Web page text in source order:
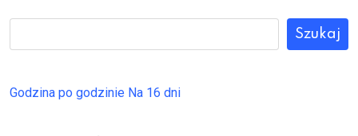
Szukaj
Godzina po godzinie Na 16 dni